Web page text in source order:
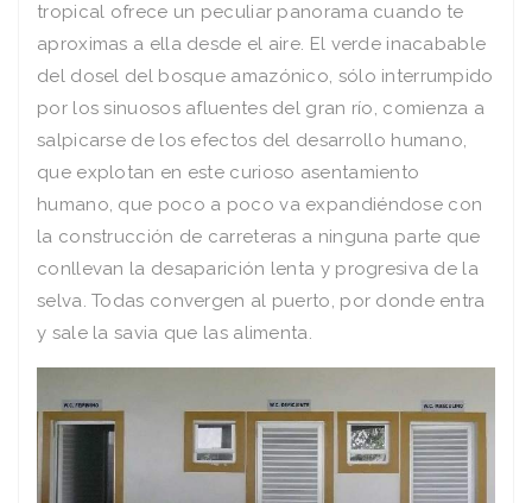
tropical ofrece un peculiar panorama cuando te
aproximas a ella desde el aire. El verde inacabable
del dosel del bosque amazónico, sólo interrumpido
por los sinuosos afluentes del gran río, comienza a
salpicarse de los efectos del desarrollo humano,
que explotan en este curioso asentamiento
humano, que poco a poco va expandiéndose con
la construcción de carreteras a ninguna parte que
conllevan la desaparición lenta y progresiva de la
selva. Todas convergen al puerto, por donde entra
y sale la savia que las alimenta.